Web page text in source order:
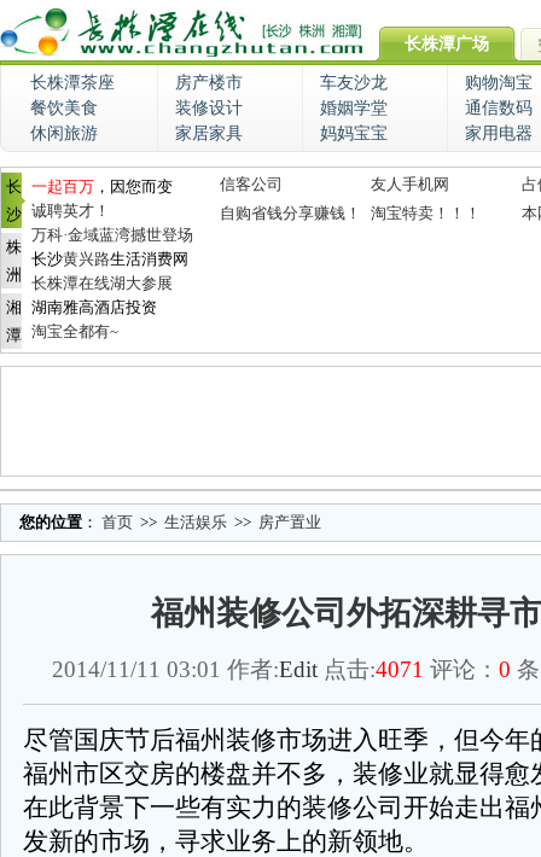
长株潭广场
长株潭茶座 房产楼市 车友沙龙
购物淘宝
餐饮美食
装修设计 婚姻学堂
通信数码
休闲旅游
家居家具 妈妈宝宝 家用电器
长
沙
株
洲
湘
潭
一起百万 ，因您而变
诚聘英才！
万科·金域蓝湾撼世登场
长沙黄兴路生活消费网
长株潭在线湖大参展
湖南雅高酒店投资
淘宝全都有~
信客公司 友人手机网
占
自购省钱分享赚钱！
淘宝特卖！！！ 本
您的位置 ： 首页 >> 生活娱乐 >> 房产置业
福州装修公司外拓深耕寻
2014/11/11 03:01 作者:Edit 点击:4071 评论： 0
尽管国庆节后福州装修市场进入旺季，但今年
福州市区交房的楼盘并不多，装修业就显得愈
在此背景下一些有实力的装修公司开始走出福
发新的市场，寻求业务上的新领地。